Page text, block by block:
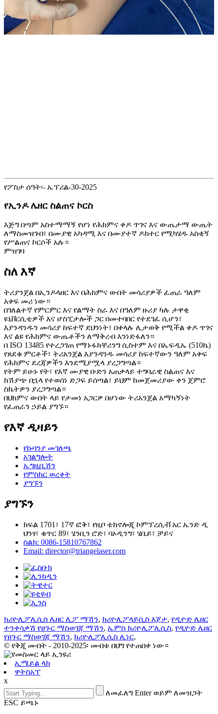
የፖስታ ሰዓት፡- ኤፕሪል-30-2025
የኢንዶ ሌዘር ስልጠና ኮርስ
እጅግ በጣም አስተማማኝ የሆነ የሕክምና ቀዶ ጥገና እና ውጤታማ ውጤት
ለማስመዝገብ፣ በሙያዊ አካዳሚ እና በሙያተኛ ዶክተር የሚካሄዱ አስቂኝ
የሥልጠና ኮርሶች አሉ።
ምዝገባ
ስለ እኛ
ትሪያንጀል በኢንዶላዘር እና በሕክምና ውበት መሳሪያዎች ፈጠራ ዓለም
አቀፍ መሪ ነው።
በገለልተኛ የምርምር እና የልማት ስራ እና በዓለም ዙሪያ ካሉ ታዋቂ
ዩኒቨርሲቲዎች እና ሆስፒታሎች ጋር በመተባበር የተደገፈ ሲሆን፣
እያንዳንዱን መሳሪያ ከፍተኛ ደህንነት፣ በቀላሉ ሊታወቅ የሚችል ቀዶ ጥገና
እና ልዩ የሕክምና ውጤቶችን ለማቅረብ እንነድፋለን።
በ ISO 13485 የተረጋገጠ የማኑፋክቸሪንግ ሲስተም እና በኤፍዲኤ (510ኬ)
የጸደቁ ምርቶች፣ ትሪአንጀል እያንዳንዱ መሳሪያ ከፍተኛውን ዓለም አቀፍ
የሕክምና ደረጃዎችን እንደሚያሟላ ያረጋግጣል።
የትም ይሁኑ የት፣ የእኛ ሙያዊ ቡድን አጠቃላይ ተግባራዊ ስልጠና እና
ከሽያጭ በኋላ የተወሰነ ድጋፍ ይሰጣል፣ ይህም ከመጀመሪያው ቀን ጀምሮ
ስኬትዎን ያረጋግጣል።
በህክምና ውበት ላይ የታመነ አጋርዎ በሆነው ትሪአንጀል አማካኝነት
የፈጠራን ኃይል ያግኙ።
የእኛ ዲዛይን
የኩባንያ መገለጫ
አገልግሎት
ኤግዚቢሽን
የምስክር ወረቀት
ያግኙን
ያግኙን
ክፍል 1701፣ 17ኛ ፎቅ፣ የዚቦ ቴክኖሎጂ ኮምፕረሲቭ አር ኤንድ ዲ
ህንፃ፣ ቁጥር 89፣ ሄንቢን ሮድ፣ ባኦዲንግ፣ ሄቤይ፣ ቻይና
ስልክ: 0086-15810767862
Email: director@triangelaser.com
ክሪዮሊፖሊሲስ ሌዘር ሊፖ ማሽን, ክሪዮሊፖላይሲስ እጀታ, የዲዮድ ሌዘር
ተንቀሳቃሽ የፀጉር ማስወገጃ ማሽን, ኤምስ ክሪዮሊፖሊሲስ, የዲዮድ ሌዘር
የፀጉር ማስወገጃ ማሽን, ክሪዮሊፖሊሲስ ሊነር,
© የቅጂ መብት - 2010-2025፡ መብቱ በህግ የተጠበቀ ነው።
ኢሜይል ላክ
ዋትስአፕ
x
ለመፈለግ Enter ወይም ለመዝጋት
ESC ይጫኑ